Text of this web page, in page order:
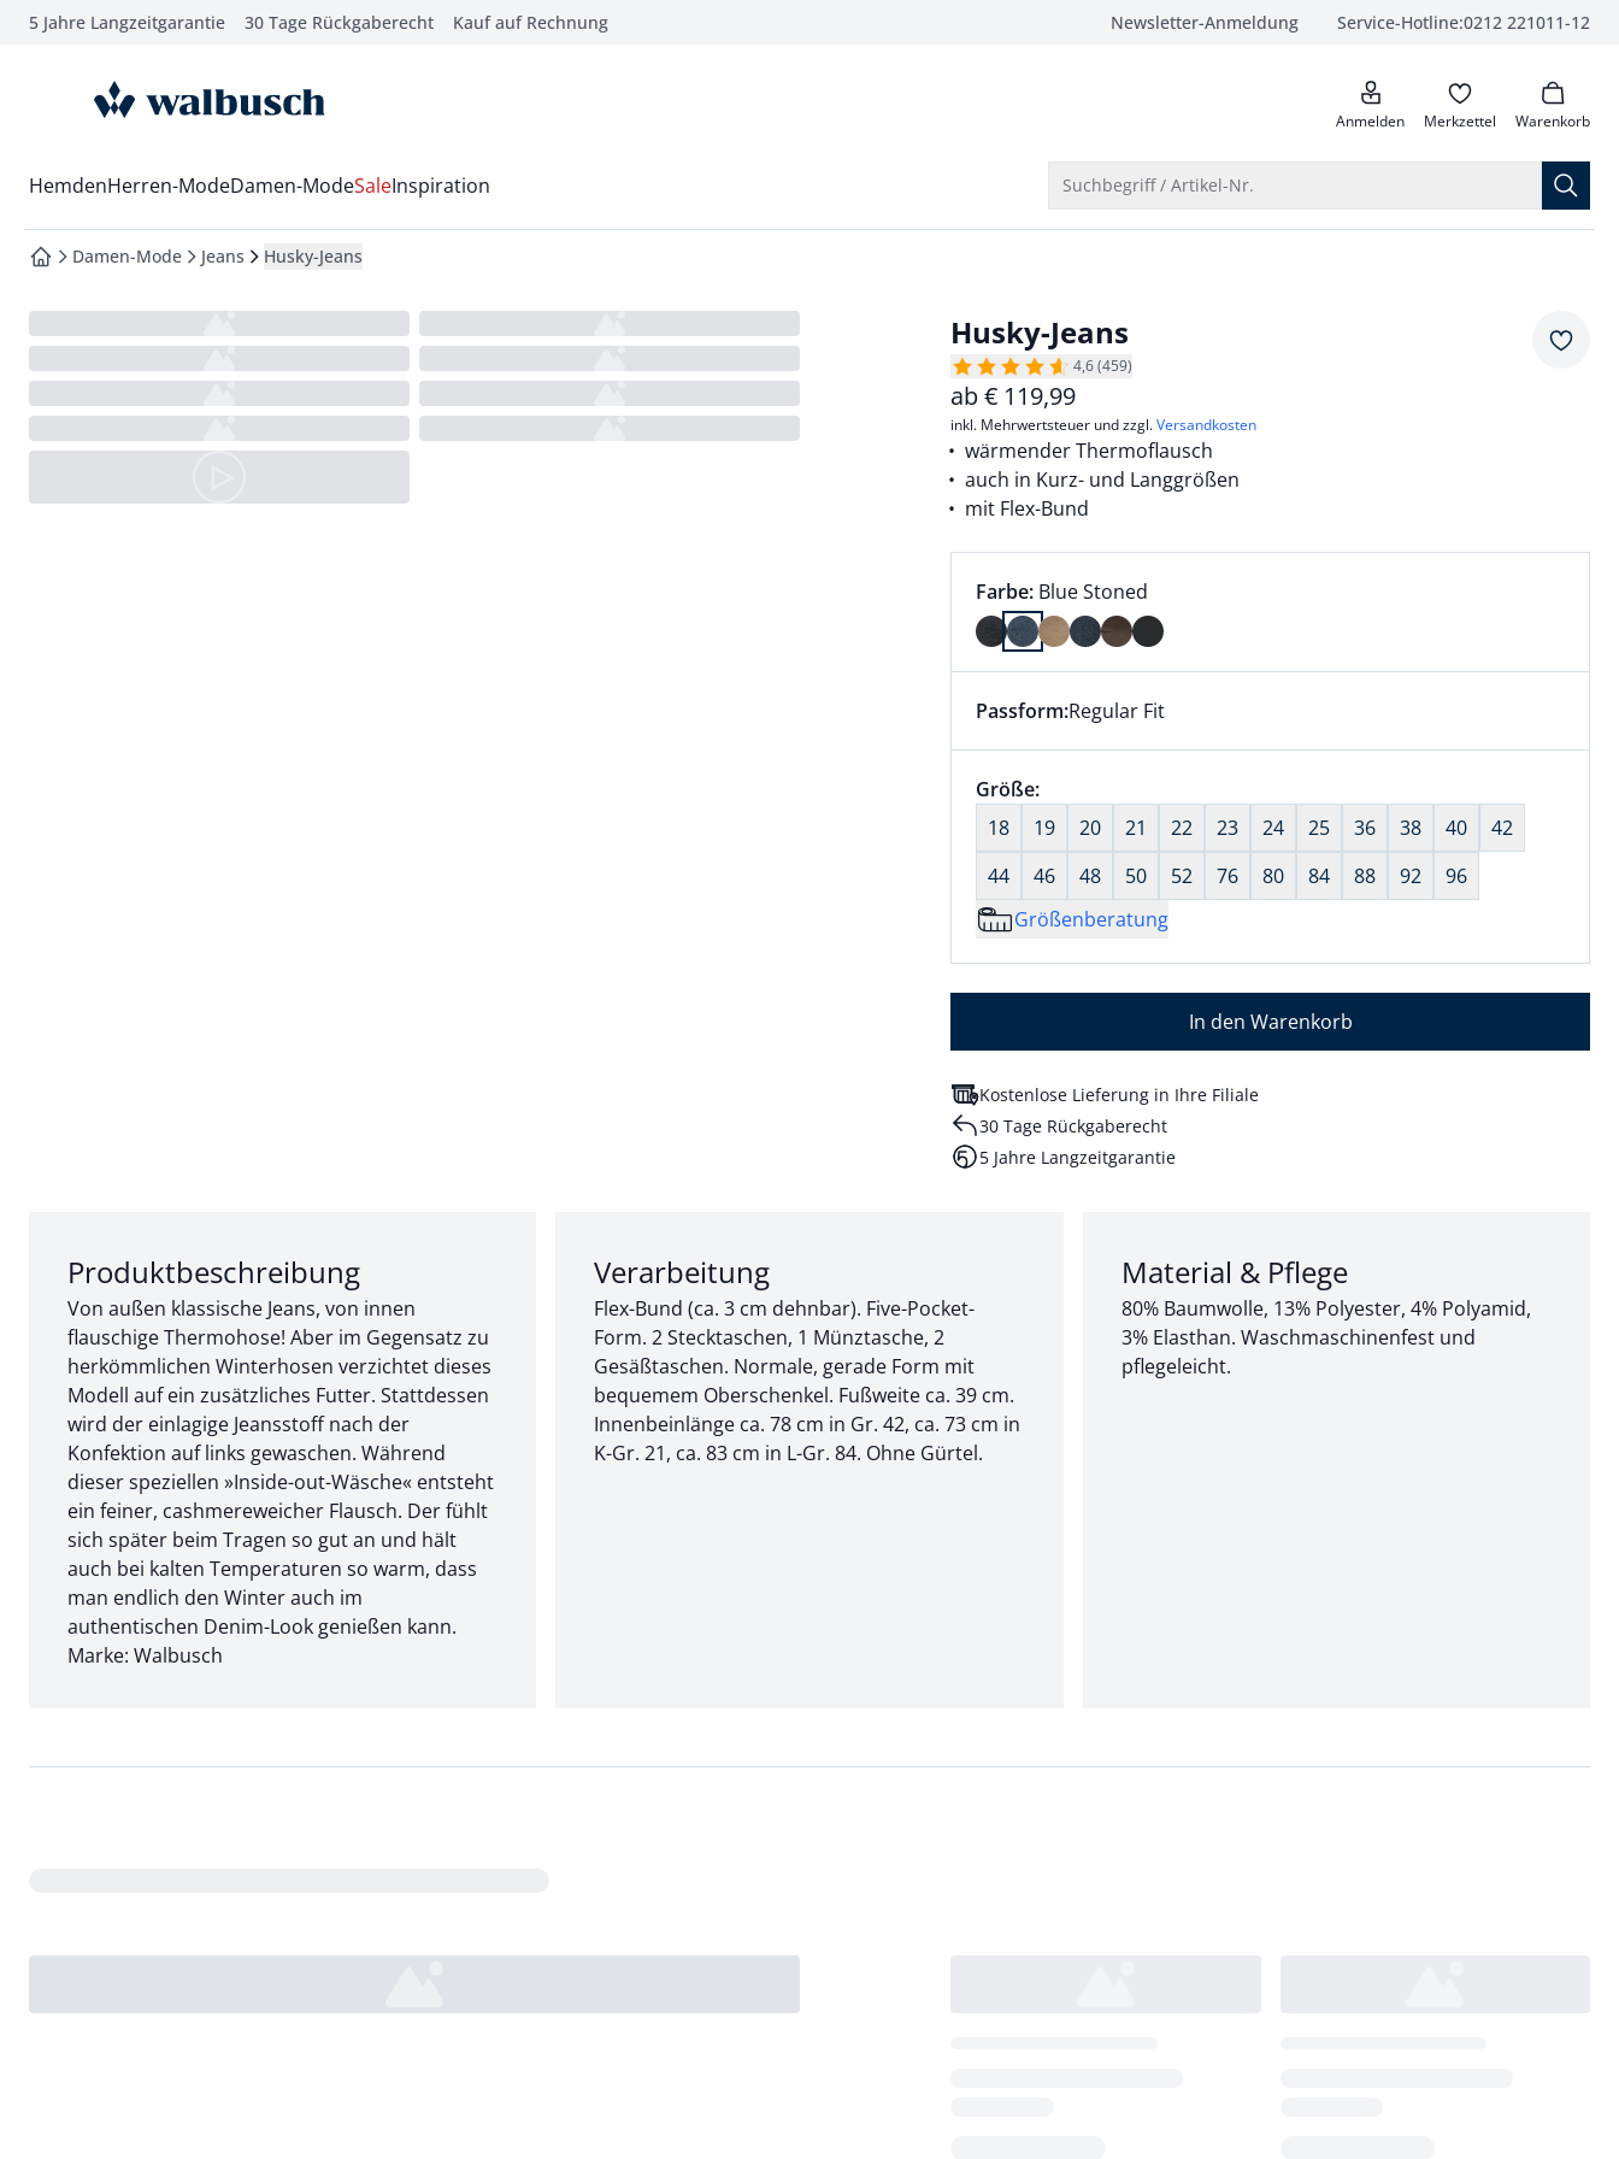
springen
springen
springen
5 Jahre Langzeitgarantie 30 Tage Rückgaberecht Kauf auf Rechnung Newsletter-Anmeldung Service-Hotline:0212 221011-12
anrufen
zur Startseite Anmelden Merkzettel Warenkorb
Wechsel in das Menü mit Pfeil-Runter Taste
HemdenHerren-ModeDamen-ModeSaleInspiration Suchbegriff / Artikel-Nr.
zur Startseite
Damen-Mode Jeans Husky-Jeans
Husky-Jeans
4,6 (459)
ab€ 119,99
inkl. Mehrwertsteuer und zzgl.Versandkosten
wärmender Thermoflausch
auch in Kurz- und Langgrößen
mit Flex-Bund
Farbauswahl:
Farbe: aktuell ausgewählt:
Blue Stoned
Farbe Blue Stoned ausgewählt
Dieser Artikel hat die Passform Regular Fit. für Informationen zu
Passform:Regular Fit
Größenauswahl:
Größe:nichts ausgewählt
18
19 20 21 22 23 24 25 36 38 40
42
44
46 48 50 52 76 80 84 88 92
96
Größenberatung
In den Warenkorb
Kostenlose Lieferung in Ihre Filiale
30 Tage Rückgaberecht
5 Jahre Langzeitgarantie
Abschnitt 1 von 3:
Produktbeschreibung
Von außen klassische Jeans, von innen
flauschige Thermohose! Aber im Gegensatz zu
herkömmlichen Winterhosen verzichtet dieses
Modell auf ein zusätzliches Futter. Stattdessen
wird der einlagige Jeansstoff nach der
Konfektion auf links gewaschen. Während
dieser speziellen »Inside-out-Wäsche« entsteht
ein feiner, cashmereweicher Flausch. Der fühlt
sich später beim Tragen so gut an und hält
auch bei kalten Temperaturen so warm, dass
man endlich den Winter auch im
authentischen Denim-Look genießen kann.
Marke: Walbusch
Abschnitt 2 von 3:
Verarbeitung
Flex-Bund (ca. 3 cm dehnbar). Five-Pocket-
Form. 2 Stecktaschen, 1 Münztasche, 2
Gesäßtaschen. Normale, gerade Form mit
bequemem Oberschenkel. Fußweite ca. 39 cm.
Innenbeinlänge ca. 78 cm in Gr. 42, ca. 73 cm in
K-Gr. 21, ca. 83 cm in L-Gr. 84. Ohne Gürtel.
Abschnitt 3 von 3:
Material & Pflege
80% Baumwolle, 13% Polyester, 4% Polyamid,
3% Elasthan. Waschmaschinenfest und
pflegeleicht.